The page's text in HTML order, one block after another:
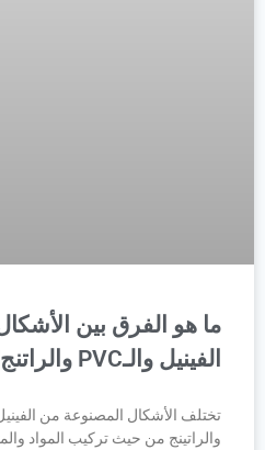
ما هو الفرق بين
الفينيل والـPVC والراتنج؟
تختلف الأشكال المصنوعة من
والراتينج من حيث تركيب المواد